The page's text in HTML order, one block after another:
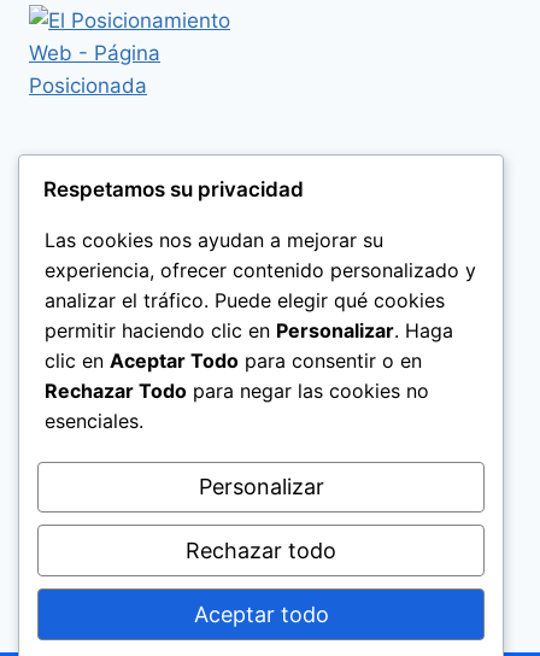
© 2026 El Significado de los Nombres Help
Respetamos su privacidad
Las cookies nos ayudan a mejorar su
experiencia, ofrecer contenido personalizado y
analizar el tráfico. Puede elegir qué cookies
permitir haciendo clic en Personalizar. Haga
clic en Aceptar Todo para consentir o en
Rechazar Todo para negar las cookies no
esenciales.
Personalizar
Rechazar todo
Aceptar todo